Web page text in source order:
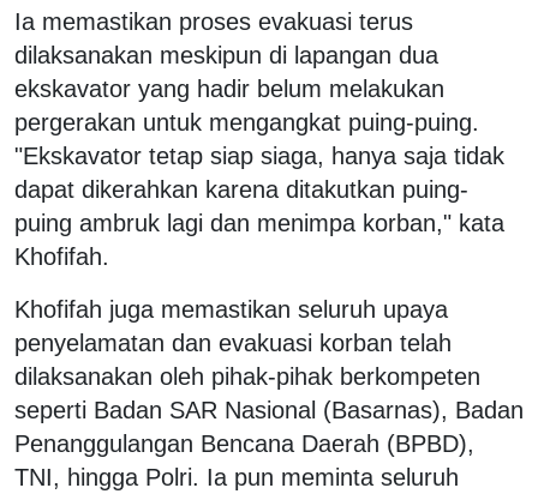
Ia memastikan proses evakuasi terus
dilaksanakan meskipun di lapangan dua
ekskavator yang hadir belum melakukan
pergerakan untuk mengangkat puing-puing.
"Ekskavator tetap siap siaga, hanya saja tidak
dapat dikerahkan karena ditakutkan puing-
puing ambruk lagi dan menimpa korban," kata
Khofifah.
Khofifah juga memastikan seluruh upaya
penyelamatan dan evakuasi korban telah
dilaksanakan oleh pihak-pihak berkompeten
seperti Badan SAR Nasional (Basarnas), Badan
Penanggulangan Bencana Daerah (BPBD),
TNI, hingga Polri. Ia pun meminta seluruh